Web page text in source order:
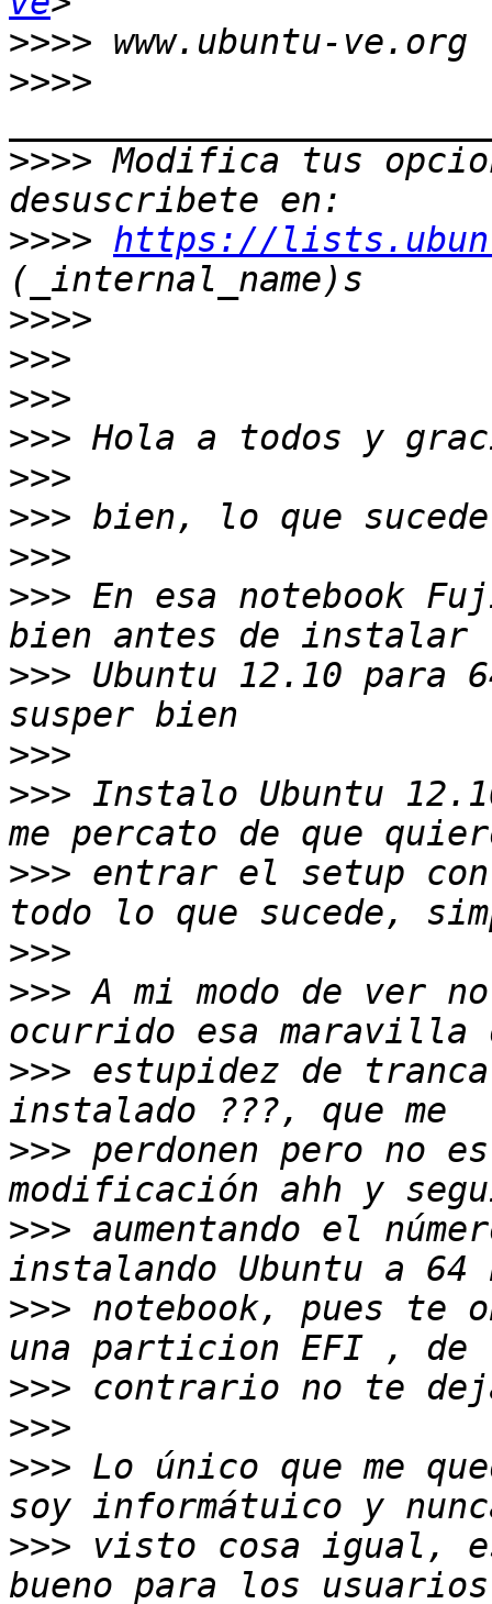
>>>>
>>>>
>>>> Modifica tus
>>>> https://
>>>>
>>>
>>>
>>>
>>>
>>>
>>>
>>> En esa notebook
>>> Ubuntu 12.10
>>>
>>> Instalo Ubuntu
>>> entrar el setup con
>>>
>>> A mi modo de ver
>>> estupidez de
>>> perdonen pero no
>>> aumentando el
>>> notebook, pues te
>>>
>>>
>>> Lo único que me
>>> visto cosa igual,